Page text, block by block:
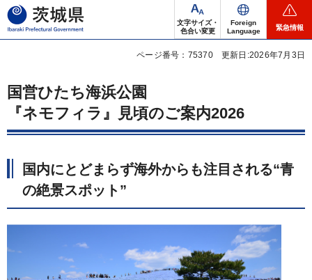
茨城県
文字サイズ・
色合い変更
Foreign
Language
緊急情報
ページ番号：75370 更新日:2026年7月3日
国営ひたち海浜公園
『ネモフィラ』見頃のご案内2026
国内にとどまらず海外からも注目される“青
の絶景スポット”